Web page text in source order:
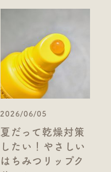
2026/06/05
夏だって乾燥対策
したい！やさしい
はちみつリップク